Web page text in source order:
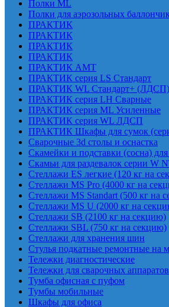
Полки ML
Полки для аэрозольных
ПРАКТИК
ПРАКТИК
ПРАКТИК
ПРАКТИК
ПРАКТИК AMT
ПРАКТИК cерия LS Стандарт
ПРАКТИК WL Стандарт+ (ЛДСП)
ПРАКТИК серия LH Сварные
ПРАКТИК серия ML Усиленные
ПРАКТИК серия WL ЛДСП
ПРАКТИК Шкафы для сумок
Сварочные 3d столы и оснастка
Скамейки и подставки (сосна)
Скамьи для раздевалок серии W
Стеллажи ES легкие (120 кг на
Стеллажи MS Pro (4000 кг на
Стеллажи MS Standart (500 кг на
Стеллажи MS U (2000 кг на
Стеллажи SB (2100 кг на секцию)
Стеллажи SBL (750 кг на секцию)
Стеллажи для хранения шин
Стулья подкатные ремонтные на
Тележки диагностические
Тележки для сварочных аппаратов
Тумба офисная с пуфом
Тумбы мобильные
Шкафы для офиса